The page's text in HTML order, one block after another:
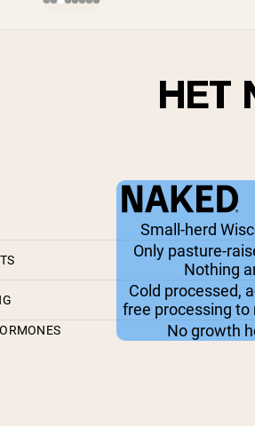
HET
Small-herd
Only pasture-
Nothing
Cold processed,
free processing
No growth